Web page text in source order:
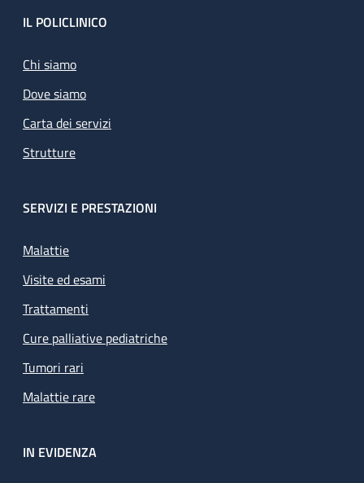
Footer
IL POLICLINICO
Chi siamo
Dove siamo
Carta dei servizi
Strutture
SERVIZI E PRESTAZIONI
Malattie
Visite ed esami
Trattamenti
Cure palliative pediatriche
Tumori rari
Malattie rare
IN EVIDENZA